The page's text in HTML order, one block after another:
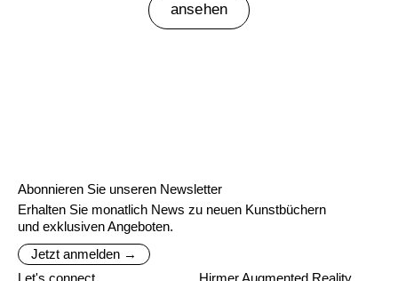
ansehen
Abonnieren Sie unseren Newsletter
Erhalten Sie monatlich News zu neuen Kunstbüchern
und exklusiven Angeboten.
Jetzt anmelden →
Let's connect
Hirmer Augmented Reality